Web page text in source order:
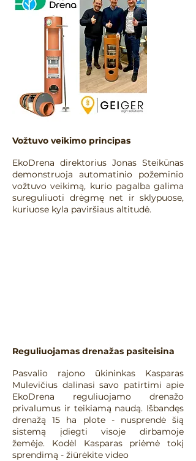
Vožtuvo veikimo principas
EkoDrena direktorius Jonas Steikūnas
demonstruoja automatinio požeminio
vožtuvo veikimą, kurio pagalba galima
sureguliuoti drėgmę net ir sklypuose,
kuriuose kyla paviršiaus altitudė.
Reguliuojamas drenažas pasiteisina
Pasvalio rajono ūkininkas Kasparas
Mulevičius dalinasi savo patirtimi apie
EkoDrena reguliuojamo drenažo
privalumus ir teikiamą naudą. Išbandęs
drenažą 15 ha plote - nusprendė šią
sistemą įdiegti visoje dirbamoje
žemėje. Kodėl Kasparas priėmė tokį
sprendimą - žiūrėkite video